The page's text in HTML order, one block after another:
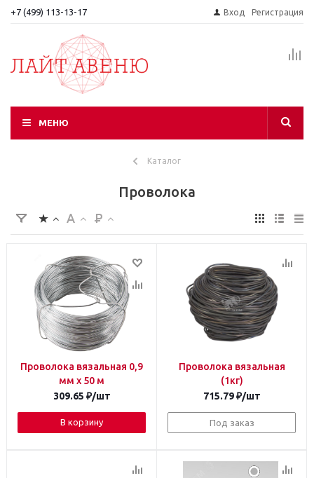
+7 (499) 113-13-17 Вход Регистрация
МЕНЮ
Каталог
Проволока
Проволока вязальная 0,9
мм х 50 м
309.65 ₽/шт
В корзину
Проволока вязальная
(1кг)
715.79₽/шт
Под заказ